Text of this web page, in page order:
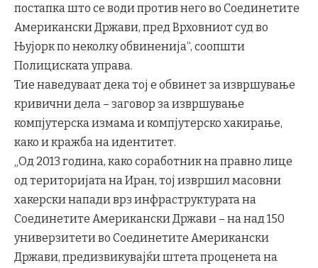
постапка што се води против него во Соединетите
Американски Држави, пред Врховниот суд во
Њујорк по неколку обвиненија“, соопшти
Полициската управа.
Тие наведуваат дека тој е обвинет за извршување
кривични дела – заговор за извршување
компјутерска измама и компјутерско хакирање,
како и кражба на идентитет.
„Од 2013 година, како соработник на правно лице
од територијата на Иран, тој извршил масовни
хакерски напади врз инфраструктурата на
Соединетите Американски Држави – на над 150
универзитети во Соединетите Американски
Држави, предизвикувајќи штета проценета на